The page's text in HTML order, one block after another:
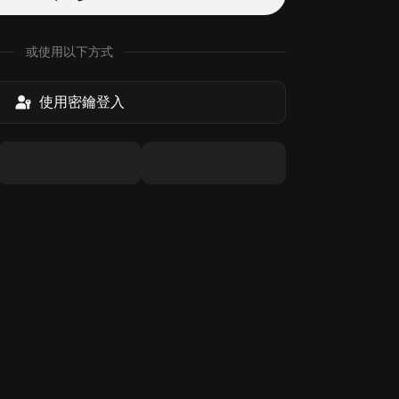
或使用以下方式
使用密鑰登入